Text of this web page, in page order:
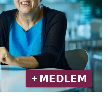
+ 𝗠𝗘𝗗𝗟𝗘𝗠